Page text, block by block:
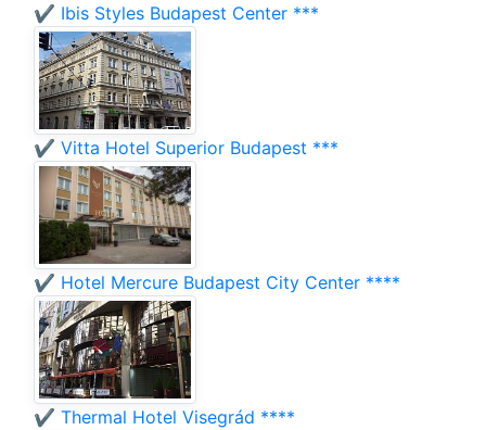
✔️ Ibis Styles Budapest Center ***
✔️ Vitta Hotel Superior Budapest ***
✔️ Hotel Mercure Budapest City Center ****
✔️ Thermal Hotel Visegrád ****